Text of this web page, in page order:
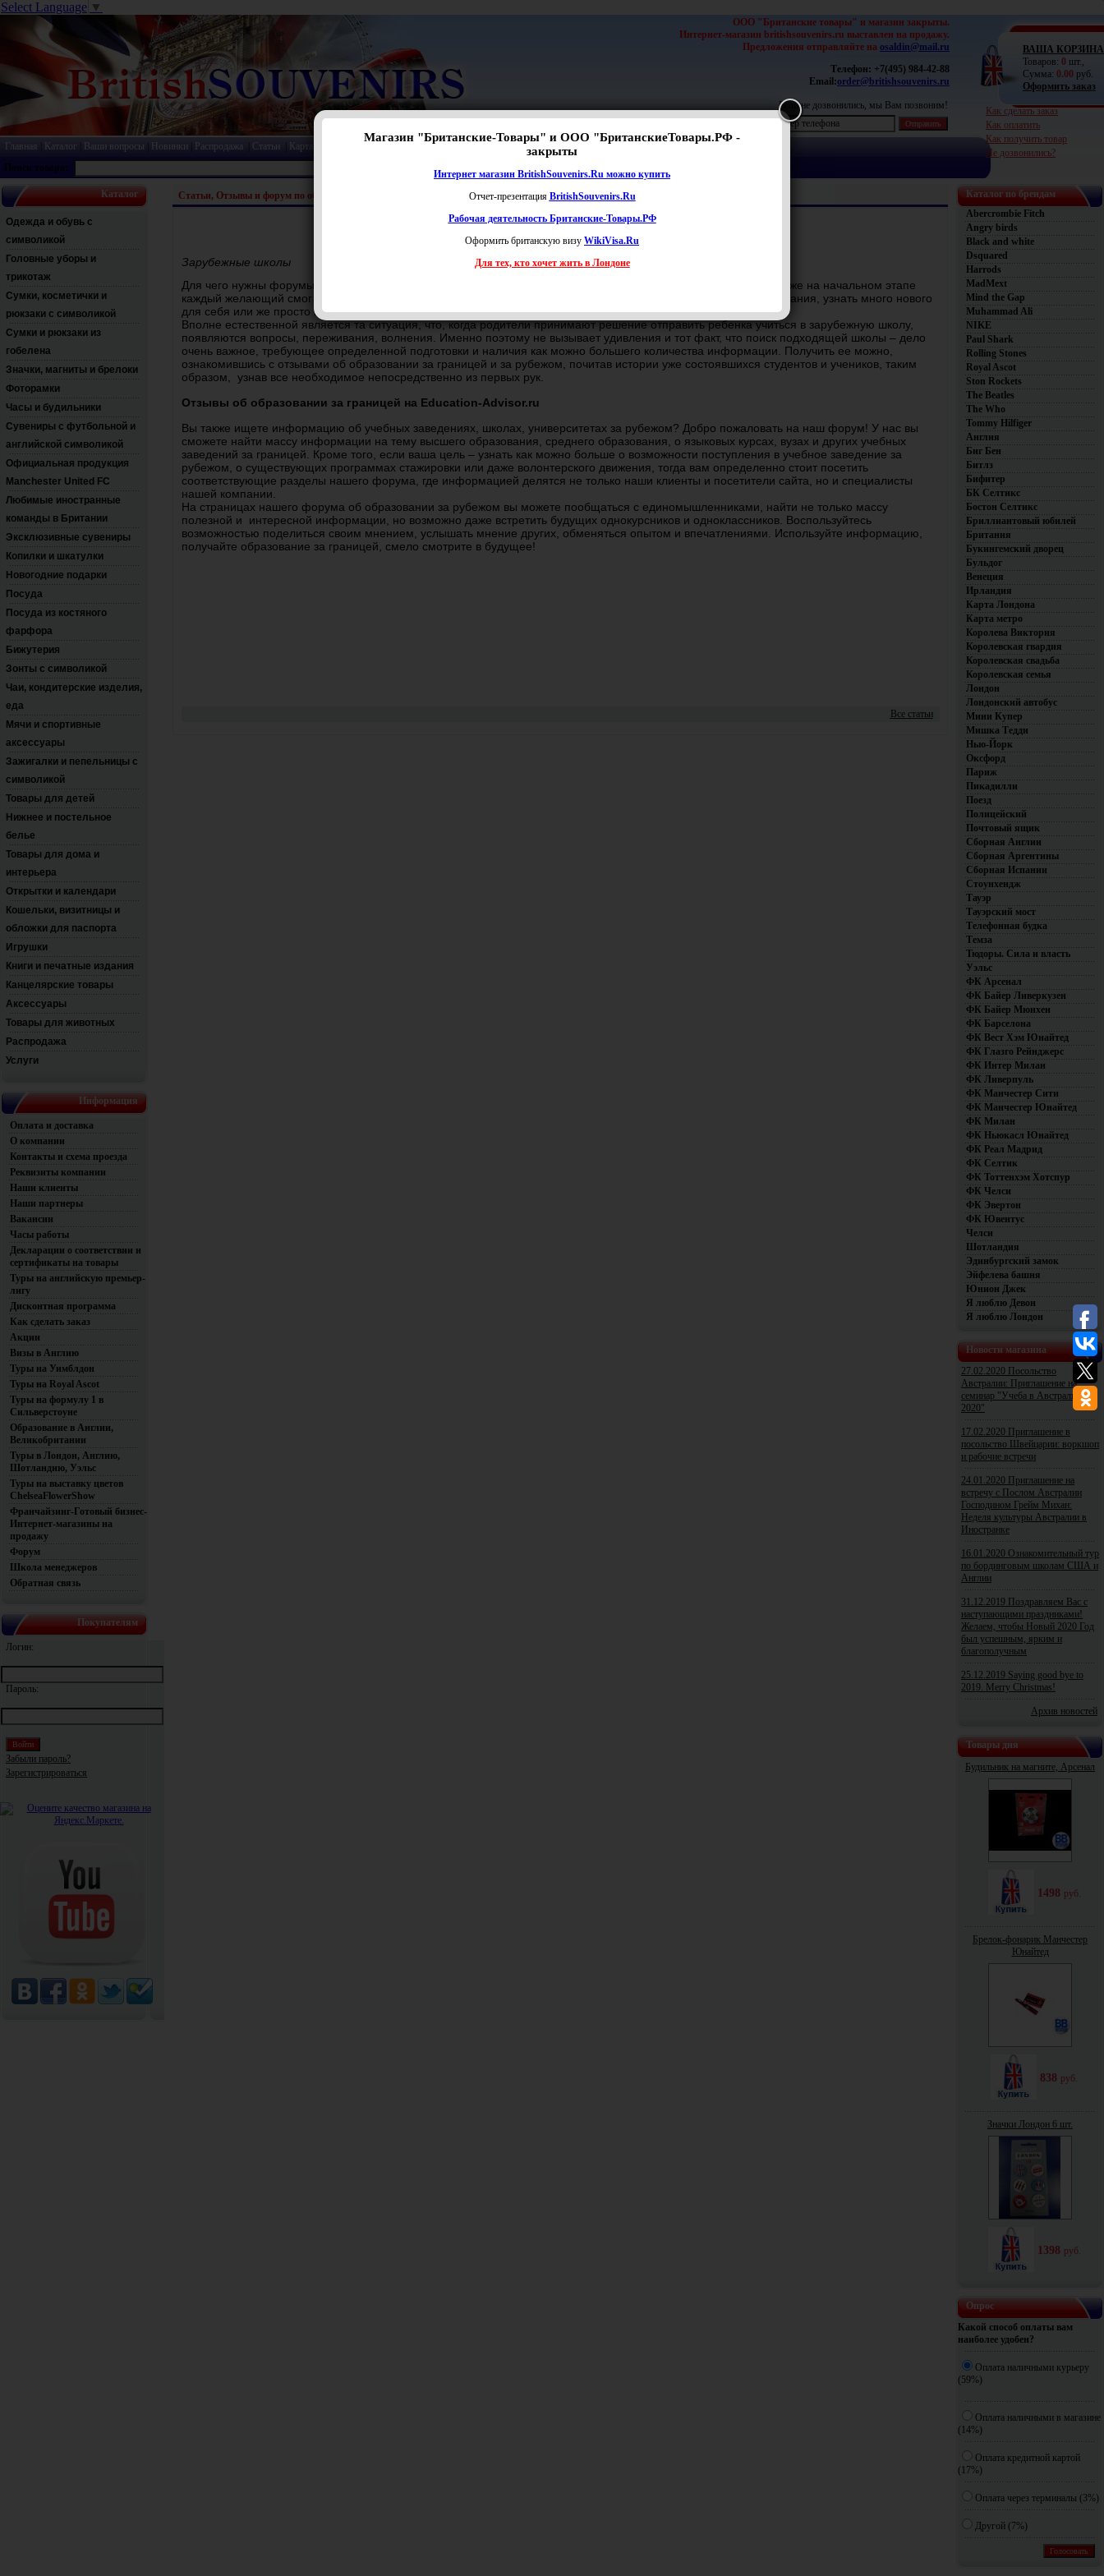
Select Language ▼
ООО "Британские товары" и магазин закрыты.
Интернет-магазин britishsouvenirs.ru выставлен на продажу.
Предложения отправляйте на osaldin@mail.ru
Телефон: +7(495) 984-42-88
Email:order@britishsouvenirs.ru
Если не дозвонились, мы Вам позвоним!
Главная Каталог Ваши вопросы Новинки Распродажа Статьи Карта сайта
Поиск товара:
Расширенный поиск
ВАША КОРЗИНА
Товаров: 0 шт.,
Сумма: 0.00 руб.
Оформить заказ
Как сделать заказ
Как оплатить
Как получить товар
Не дозвонились?
Каталог
Одежда и обувь с
символикой
Головные уборы и
трикотаж
Сумки, косметички и
рюкзаки с символикой
Сумки и рюкзаки из
гобелена
Значки, магниты и брелоки
Фоторамки
Часы и будильники
Сувениры с футбольной и
английской символикой
Официальная продукция
Manchester United FC
Любимые иностранные
команды в Британии
Эксклюзивные сувениры
Копилки и шкатулки
Новогодние подарки
Посуда
Посуда из костяного
фарфора
Бижутерия
Зонты с символикой
Чаи, кондитерские изделия,
еда
Мячи и спортивные
аксессуары
Зажигалки и пепельницы с
символикой
Товары для детей
Нижнее и постельное
белье
Товары для дома и
интерьера
Открытки и календари
Кошельки, визитницы и
обложки для паспорта
Игрушки
Книги и печатные издания
Канцелярские товары
Аксессуары
Товары для животных
Распродажа
Услуги
Информация
Оплата и доставка
О компании
Контакты и схема проезда
Реквизиты компании
Наши клиенты
Наши партнеры
Вакансии
Часы работы
Декларации о соответствии и
сертификаты на товары
Туры на английскую премьер-
лигу
Дисконтная программа
Как сделать заказ
Акции
Визы в Англию
Туры на Уимблдон
Туры на Royal Ascot
Туры на формулу 1 в
Сильверстоуне
Образование в Англии,
Великобритании
Туры в Лондон, Англию,
Шотландию, Уэльс
Туры на выставку цветов
ChelseaFlowerShow
Франчайзинг-Готовый бизнес-
Интернет-магазины на
продажу
Форум
Школа менеджеров
Обратная связь
Покупателям
Логин:
Пароль:
Забыли пароль?
Зарегистрироваться
Статьи, Отзывы и форум по образованию в России и за рубежом на Education-Advisor.ru
Отзывы об образовании за рубежом наEducation-Advisor.ru
Зарубежные школы
Для чего нужны форумы об образовании за рубежом или за границей? Ответ очень простой – для того, чтобы уже на начальном этапе
каждый желающий смог составить собственное представление о возможности получения заграничного образования, узнать много нового
для себя или же просто поделиться своей информацией с остальными пользователями.
Вполне естественной является та ситуация, что, когда родители принимают решение отправить ребенка учиться в зарубежную школу,
появляются вопросы, переживания, волнения. Именно поэтому не вызывает удивления и тот факт, что поиск подходящей школы – дело
очень важное, требующее определенной подготовки и наличия как можно большего количества информации. Получить ее можно,
ознакомившись с отзывами об образовании за границей и за рубежом, почитав истории уже состоявшихся студентов и учеников, таким
образом, узнав все необходимое непосредственно из первых рук.
Отзывы об образовании за границей на Education-Advisor.ru
Вы также ищете информацию об учебных заведениях, школах, университетах за рубежом? Добро пожаловать на наш форум! У нас вы
сможете найти массу информации на тему высшего образования, среднего образования, о языковых курсах, вузах и других учебных
заведений за границей. Кроме того, если ваша цель – узнать как можно больше о возможности поступления в учебное заведение за
рубежом, о существующих программах стажировки или даже волонтерского движения, тогда вам определенно стоит посетить
соответствующие разделы нашего форума, где информацией делятся не только наши клиенты и посетители сайта, но и специалисты
нашей компании.
На страницах нашего форума об образовании за рубежом вы можете пообщаться с единомышленниками, найти не только массу
полезной и интересной информации, но возможно даже встретить будущих однокурсников и одноклассников. Воспользуйтесь
возможностью поделиться своим мнением, услышать мнение других, обменяться опытом и впечатлениями. Используйте информацию,
получайте образование за границей, смело смотрите в будущее!
Все статьи
Каталог по брендам
Abercrombie Fitch
Angry birds
Black and white
Dsquared
Harrods
MadMext
Mind the Gap
Muhammad Ali
NIKE
Paul Shark
Rolling Stones
Royal Ascot
Ston Rockets
The Beatles
The Who
Tommy Hilfiger
Англия
Биг Бен
Битлз
Бифитер
БК Селтикс
Бостон Селтикс
Бриллиантовый юбилей
Британия
Букингемский дворец
Бульдог
Венеция
Ирландия
Карта Лондона
Карта метро
Королева Виктория
Королевская гвардия
Королевская свадьба
Королевская семья
Лондон
Лондонский автобус
Мини Купер
Мишка Тедди
Нью-Йорк
Оксфорд
Париж
Пикадилли
Поезд
Полицейский
Почтовый ящик
Сборная Англии
Сборная Аргентины
Сборная Испании
Стоунхендж
Тауэр
Тауэрский мост
Телефонная будка
Темза
Тюдоры. Сила и власть
Уэльс
ФК Арсенал
ФК Байер Ливеркузен
ФК Байер Мюнхен
ФК Барселона
ФК Вест Хэм Юнайтед
ФК Глазго Рейнджерс
ФК Интер Милан
ФК Ливерпуль
ФК Манчестер Сити
ФК Манчестер Юнайтед
ФК Милан
ФК Ньюкасл Юнайтед
ФК Реал Мадрид
ФК Селтик
ФК Тоттенхэм Хотспур
ФК Челси
ФК Эвертон
ФК Ювентус
Челси
Шотландия
Эдинбургский замок
Эйфелева башня
Юнион Джек
Я люблю Девон
Я люблю Лондон
Новости магазина
27.02.2020 Посольство
Австралии: Приглашение на
семинар "Учеба в Австралии
2020"
17.02.2020 Приглашение в
посольство Швейцарии: воркшоп
и рабочие встречи
24.01.2020 Приглашение на
встречу с Послом Австралии
Господином Грейм Михан:
Неделя культуры Австралии в
Иностранке
16.01.2020 Ознакомительный тур
по бординговым школам США и
Англии
31.12.2019 Поздравляем Вас с
наступающими праздниками!
Желаем, чтобы Новый 2020 Год
был успешным, ярким и
благополучным
25.12.2019 Saying good bye to
2019. Merry Christmas!
Архив новостей
Товары дня
Будильник на магните, Арсенал
1498 руб.
Брелок-фонарик Манчестер
Юнайтед
838 руб.
Значки Лондон 6 шт.
1398 руб.
Опрос
Какой способ оплаты вам
наиболее удобен?
Оплата наличными курьеру
(59%)
Оплата наличными в магазине
(14%)
Оплата кредитной картой
(17%)
Оплата через терминалы (3%)
Другoй (7%)
Магазин "Британские-Товары" и ООО "БританскиеТовары.РФ -
закрыты
Интернет магазин BritishSouvenirs.Ru можно купить
Отчет-презентация BritishSouvenirs.Ru
Рабочая деятельность Британские-Товары.РФ
Оформить британскую визу WikiVisa.Ru
Для тех, кто хочет жить в Лондоне